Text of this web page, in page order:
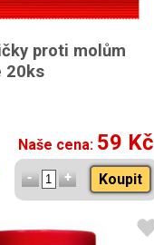
proti molům
20ks
Naše cena: 59 Kč
Koupit